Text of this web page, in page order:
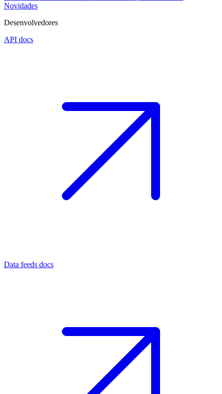
Novidades
Desenvolvedores
API docs
Data feeds docs